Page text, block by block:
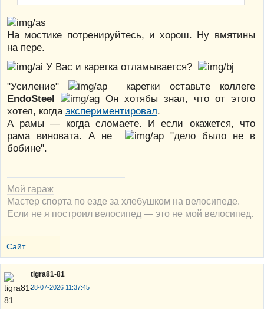
На мостике потренируйтесь, и хорош. Ну вмятины
на пере.
У Вас и каретка отламывается?
"Усиление"
каретки оставьте коллеге
EndoSteel
Он хотябы знал, что от этого
хотел, когда экспериментировал.
А рамы — когда сломаете. И если окажется, что
рама виновата. А не
"дело было не в
бобине".
Мой гараж
Мастер спорта по езде за хлебушком на велосипеде.
Если не я построил велосипед — это не мой велосипед.
Сайт
tigra81-81
28-07-2026 11:37:45